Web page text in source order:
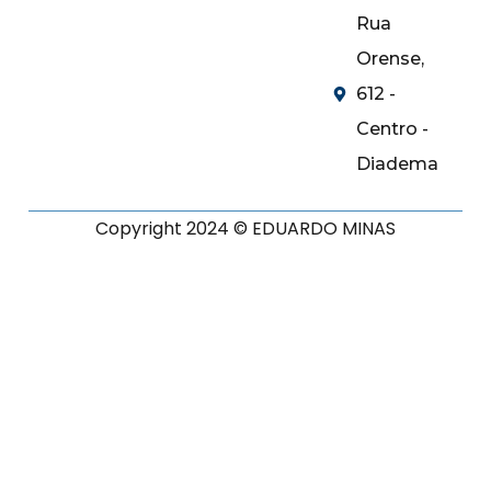
Rua
Orense,
612 -
Centro -
Diadema
Copyright 2024 © EDUARDO MINAS